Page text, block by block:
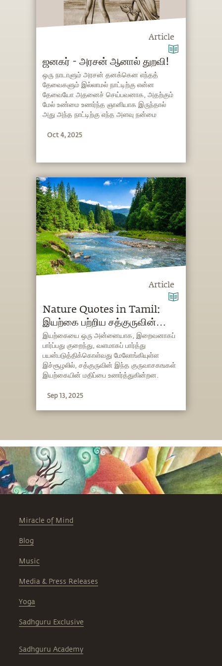
Article
ஜனகர் - அரசன் ஆனால் துறவி!
ஒரு நாடாளும் அரசன் தனக்கென எந்தத்
தேவைகளும் இல்லாமல் நாட்டிற்கு என்ன
தேவையோ அதனைச் செய்பவனாக, அதற்கும்
மேல் உண்மை உணர்ந்த ஞானியாக இருந்தால்
அது அந்த நாட்டிற்கு எந்த அளவு நன்மை
உரித்தானவர்தான் ஜனகர். ஜனகரின் வாழ்வில்
Oct 4, 2025
Article
Nature Quotes in Tamil:
இயற்கை பற்றிய சத்குருவின்
வாசகங்கள்
இயற்கையை ஒரு அன்னையாக, இறைவனாகப்
பார்ப்பது குறைந்து, வளமாகப் பார்த்து
பயன்படுத்திக்கொள்வது மேலோங்கியுள்ள
இச்சூழலில், சத்குருவின் இந்த குருவாசகஙகள்
இயற்கையின் மதிப்பை உணர்த்துகின்றன.
Sep 13, 2025
Miracle of Mind
Blog
Music
Media & Press Releases
Yoga
Sadhguru Exclusive
Sadhguru Academy